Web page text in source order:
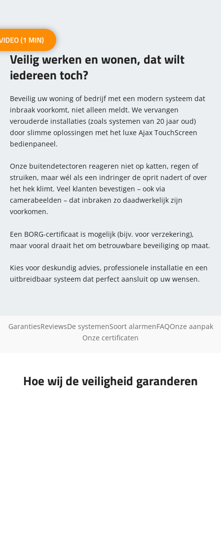
Veilig werken en wonen, dat wilt
iedereen toch?
Beveilig uw woning of bedrijf met een modern systeem dat
inbraak voorkomt, niet alleen meldt. We vervangen
verouderde installaties (zoals systemen van 20 jaar oud)
door slimme oplossingen met het luxe Ajax TouchScreen
bedienpaneel.
Onze buitendetectoren reageren niet op katten, regen of
struiken, maar wél als een indringer de oprit nadert of over
het hek klimt. Veel klanten bevestigen – ook via
camerabeelden – dat inbraken zo daadwerkelijk zijn
voorkomen.
Een BORG-certificaat is mogelijk (bijv. voor verzekering),
maar vooral draait het om betrouwbare beveiliging op maat.
Kies voor deskundig advies, professionele installatie en een
uitbreidbaar systeem dat perfect aansluit op uw wensen.
GarantiesReviewsDe systemenSoort alarmenFAQOnze aanpak
Onze certificaten
Hoe wij de veiligheid garanderen